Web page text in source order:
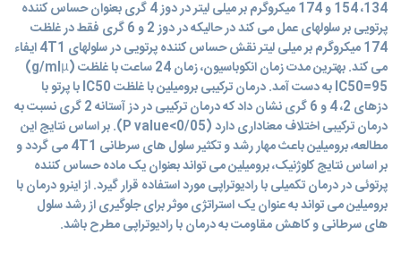
134، 154 و 174 میکروگرم بر میلی لیتر در دوز 4 گری بعنوان حساس کننده
پرتویی بر سلولهای عمل می کند در حالیکه در دوز 2 و 6 گری فقط در غلظت
174 میکروگرم بر میلی لیتر نقش حساس کننده پرتویی در سلولهای 4T1 ایفاء
می کند. بهترین مدت زمان انکوباسیون، زمان 24 ساعت با غلظت (g/mlµ)
IC50=95 به دست آمد. درمان ترکیبی برومیلین با غلظت IC50 با پرتو با
دزهای 2، 4 و 6 گری نشان داد که درمان ترکیبی در دز آستانه 2 گری نسبت به
درمان ترکیبی اختلاف معناداری دارد (P value<0/05). بر اساس نتایج این
مطالعه، برومیلین باعث مهار رشد و تکثیر سلول های سرطانی 4T1 می گردد و
بر اساس نتایج کلوژنیک، برومیلین می تواند بعنوان یک ماده حساس کننده
پرتوئی در درمان تکمیلی با رادیوتراپی مورد استفاده قرار گیرد. از اینرو درمان با
برومیلین می تواند به عنوان یک استراتژی موثر برای جلوگیری از رشد سلول
های سرطانی و کاهش مقاومت به درمان با رادیوتراپی مطرح باشد.